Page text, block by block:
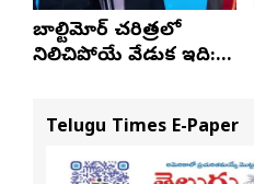
బాల్టిమోర్ చరిత్రలో
నిలిచిపోయే వేడుక ఇది:
Telugu Times E-Paper